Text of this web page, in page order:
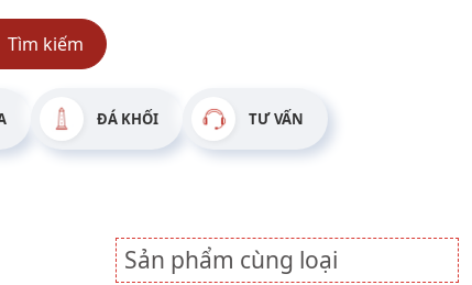
Tìm kiếm
ĐÁ KHỐI TƯ VẤN
Sản phẩm cùng loại